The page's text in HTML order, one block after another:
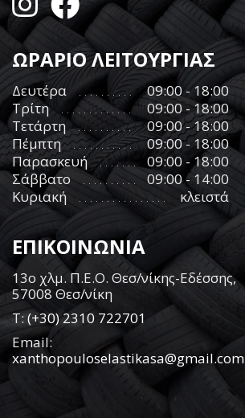
ΩΡΑΡΙΟ ΛΕΙΤΟΥΡΓΙΑΣ
Δευτέρα
09:00 - 18:00
Τρίτη
09:00 - 18:00
Τετάρτη
09:00 - 18:00
Πέμπτη
09:00 - 18:00
Παρασκευή
09:00 - 18:00
Σάββατο
09:00 - 14:00
Κυριακή
κλειστά
ΕΠΙΚΟΙΝΩΝΙΑ
13ο χλμ. Π.Ε.Ο. Θεσ/νίκης-Εδέσσης,
57008 Θεσ/νίκη
Τ:(+30) 2310 722701
Email:
xanthopouloselastikasa@gmail.com